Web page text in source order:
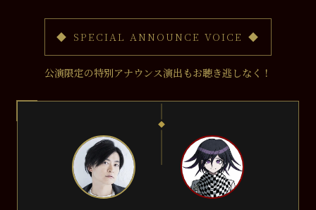
SPECIAL ANNOUNCE VOICE
公演限定の特別アナウンス演出もお聴き逃しなく！